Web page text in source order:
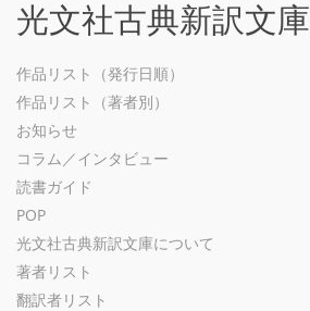
光文社古典新訳文庫
作品リスト（発行日順）
作品リスト（著者別）
お知らせ
コラム／インタビュー
読書ガイド
POP
光文社古典新訳文庫について
著者リスト
翻訳者リスト